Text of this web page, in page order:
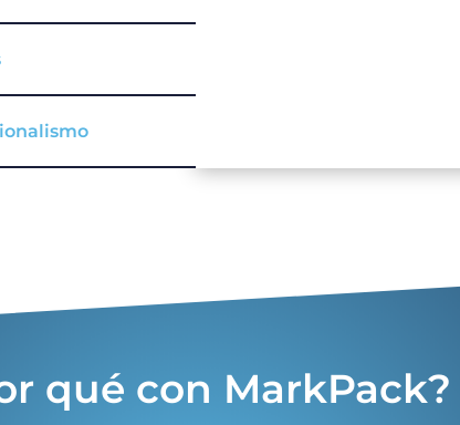
qué con MarkPack?